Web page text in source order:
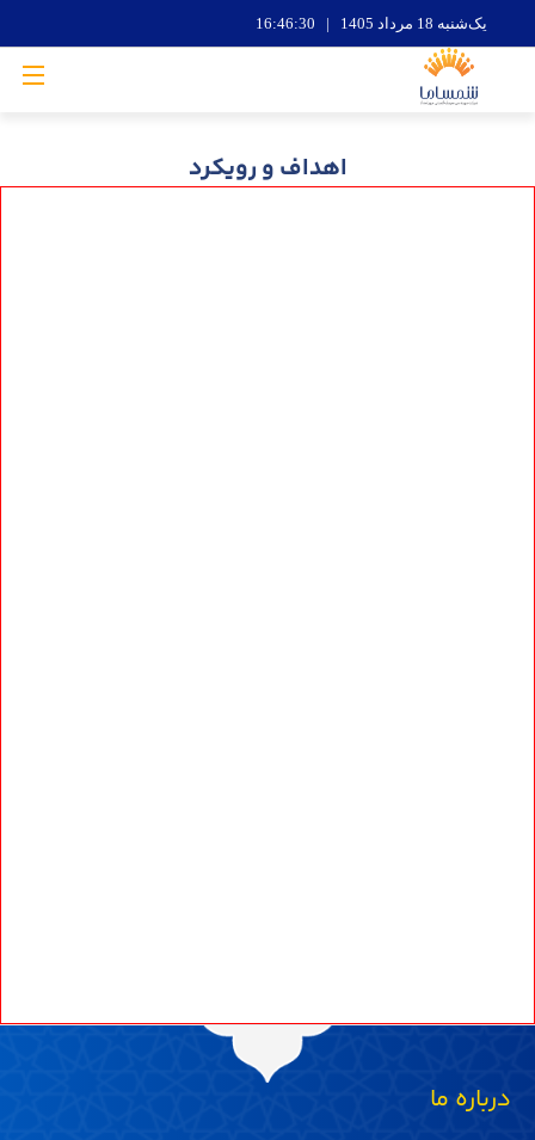
یک‌شنبه 18 مرداد 1405 | 16:46:31
اهداف و رویکرد
درباره ما